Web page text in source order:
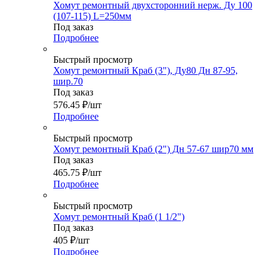
Хомут ремонтный двухсторонний нерж. Ду 100
(107-115) L=250мм
Под заказ
Подробнее
Быстрый просмотр
Хомут ремонтный Краб (3"), Ду80 Дн 87-95,
шир.70
Под заказ
576.45 ₽/шт
Подробнее
Быстрый просмотр
Хомут ремонтный Краб (2") Дн 57-67 шир70 мм
Под заказ
465.75 ₽/шт
Подробнее
Быстрый просмотр
Хомут ремонтный Краб (1 1/2")
Под заказ
405 ₽/шт
Подробнее